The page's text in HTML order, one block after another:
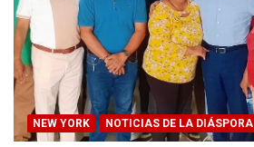
NEW YORK NOTICIAS DE LA DIÁSPORA